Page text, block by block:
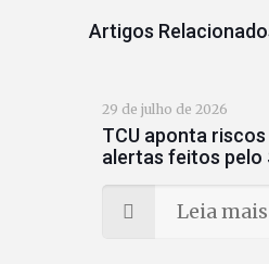
Artigos
29 de julho de 2026
TCU aponta
alertas feitos pelo
Leia mais